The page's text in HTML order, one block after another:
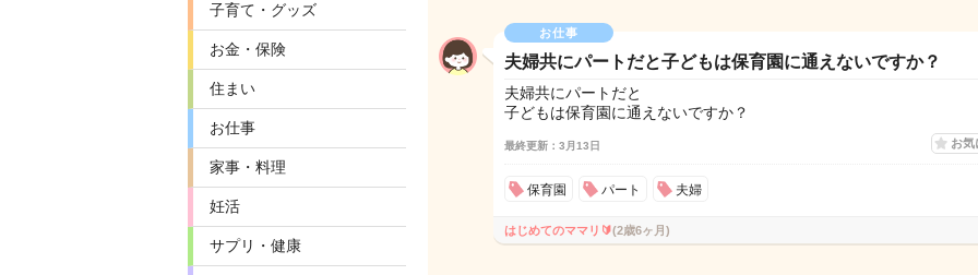
子育て・グッズ
お金・保険
住まい
お仕事
家事・料理
妊活
サプリ・健康
お仕事
夫婦共にパートだと子どもは保育園に通えないですか？
夫婦共にパートだと
子どもは保育園に通えないですか？
最終更新：3月13日 お気
保育園 パート 夫婦
はじめてのママリ🔰(2歳6ヶ月)